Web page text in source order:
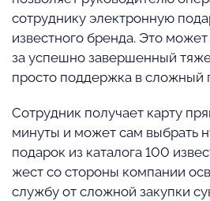
сотруднику электронную
известного бренда. Это
за успешно завершенный
просто поддержка в сложный
Сотрудник получает карту
минуты и может сам выбрать
подарок из каталога 100
жест со стороны компании
службу от сложной закупки